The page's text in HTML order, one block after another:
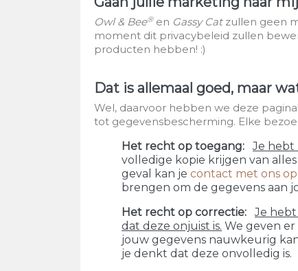
Owl & Bee®en Gassy Catzullen geen
moment dit privacybeleid zullen
producten hebben! ​:)
Dat is allemaal goed, maar
Wel, daarvoor hebben we deze pagina!
tot gegevensbescherming. Elke
Het recht op toegang
Je hebt
volledige kopie krijgen van
geval kan je contact met ons
brengen om de gegevens aan
Het recht op correctie
Je
dat deze onjuist is. We geven
jouw gegevens nauwkeurig
je denkt dat deze onvolledig is.